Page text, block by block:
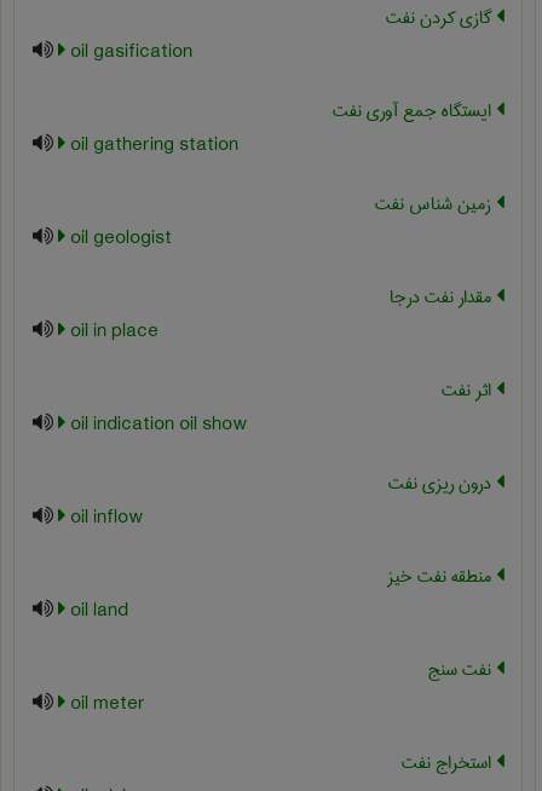
گازی کردن نفت
oil gasification
ایستگاه جمع آوری نفت
oil gathering station
زمین شناس نفت
oil geologist
مقدار نفت درجا
oil in place
اثر نفت
oil indication oil show
درون ریزی نفت
oil inflow
منطقه نفت خیز
oil land
نفت سنج
oil meter
استخراج نفت